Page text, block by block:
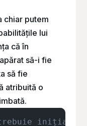
chiar putem
lui
că în
să-i fie
să fie
atribuită o